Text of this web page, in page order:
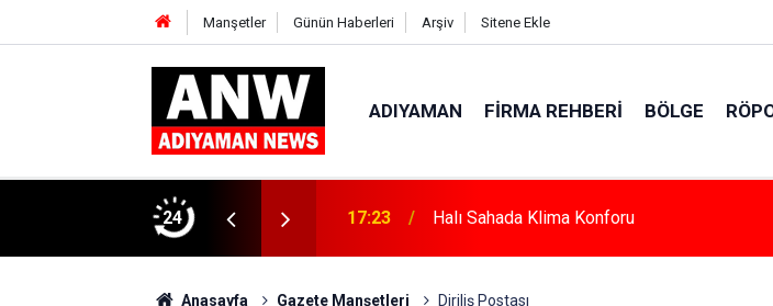
Manşetler Günün Haberleri Arşiv Sitene Ekle
ADIYAMAN FIRMA REHBERI BÖLGE
24 17:18 Depremde Azalan Derslik Sayısı Yeni
Anasayfa Gazete Manşetleri Diriliş Postası